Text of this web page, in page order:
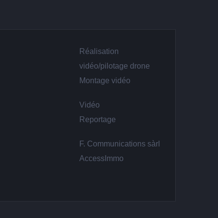
Réalisation
vidéo/pilotage drone
Montage vidéo
Vidéo
Reportage
F. Communications sàrl
AccessImmo